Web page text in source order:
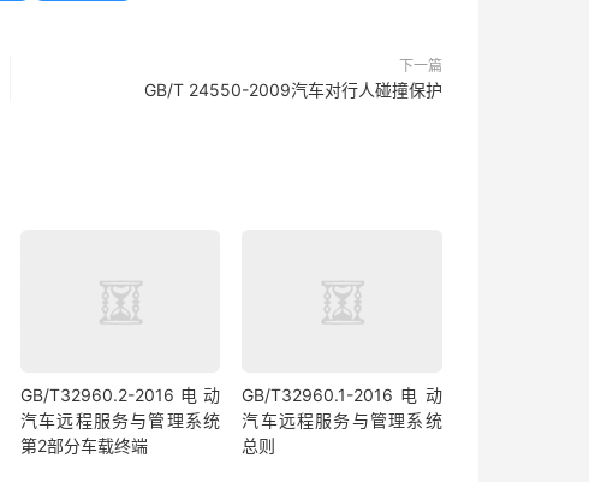
下一篇
GB/T 24550-2009汽车对行人碰撞保护
GB/T32960.2-2016电动
汽车远程服务与管理系统
第2部分车载终端
GB/T32960.1-2016电动
汽车远程服务与管理系统
总则